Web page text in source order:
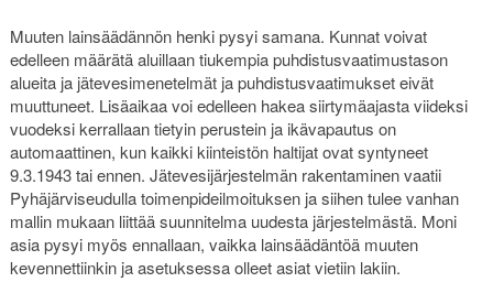
Muuten lainsäädännön henki pysyi samana. Kunnat voivat
edelleen määrätä aluillaan tiukempia puhdistusvaatimustason
alueita ja jätevesimenetelmät ja puhdistusvaatimukset eivät
muuttuneet. Lisäaikaa voi edelleen hakea siirtymäajasta viideksi
vuodeksi kerrallaan tietyin perustein ja ikävapautus on
automaattinen, kun kaikki kiinteistön haltijat ovat syntyneet
9.3.1943 tai ennen. Jätevesijärjestelmän rakentaminen vaatii
Pyhäjärviseudulla toimenpideilmoituksen ja siihen tulee vanhan
mallin mukaan liittää suunnitelma uudesta järjestelmästä. Moni
asia pysyi myös ennallaan, vaikka lainsäädäntöä muuten
kevennettiinkin ja asetuksessa olleet asiat vietiin lakiin.